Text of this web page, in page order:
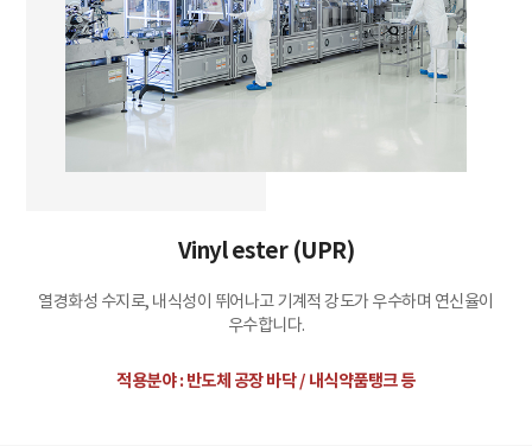
Vinyl ester (UPR)
열경화성 수지로, 내식성이 뛰어나고 기계적 강도가 우수하며 연신율이
우수합니다.
적용분야 : 반도체 공장 바닥 / 내식약품탱크 등